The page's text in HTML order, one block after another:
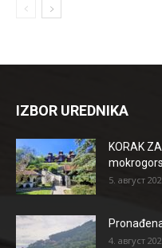
IZBOR UREDNIKA
KORAK
5. август
4. август